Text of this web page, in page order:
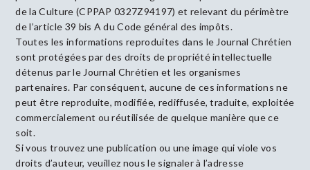
de la Culture (CPPAP 0327Z94197) et relevant du périmètre
de l’article 39 bis A du Code général des impôts.
Toutes les informations reproduites dans le Journal Chrétien
sont protégées par des droits de propriété intellectuelle
détenus par le Journal Chrétien et les organismes
partenaires. Par conséquent, aucune de ces informations ne
peut être reproduite, modifiée, rediffusée, traduite, exploitée
commercialement ou réutilisée de quelque manière que ce
soit.
Si vous trouvez une publication ou une image qui viole vos
droits d’auteur, veuillez nous le signaler à l’adresse